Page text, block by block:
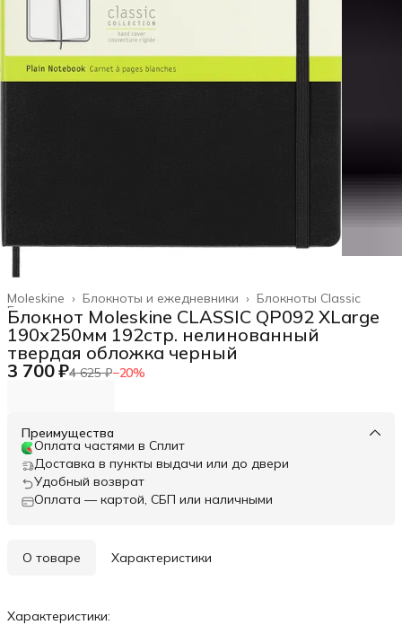
Блокноты Classic
Блокноты и ежедневники ›
Moleskine ›
Главная ›
Блокнот Moleskine CLASSIC QP092 XLarge
190х250мм 192стр. нелинованный
твердая обложка черный
3 700 ₽4 625 ₽−20%
Преимущества
Оплата частями в Сплит
Доставка в пункты выдачи или до двери
Удобный возврат
Оплата — картой, СБП или наличными
О товаре Характеристики
Характеристики: